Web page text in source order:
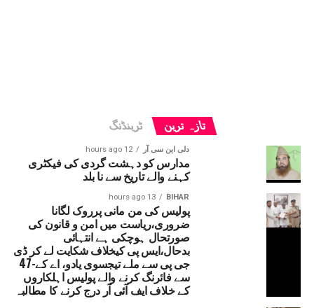
تازہ ترین ٹرینڈنگ
دلی این سی آر 12 hours ago
مدارس کو دہشت گردی کی فیکٹری
کہنے والے تاریخ سے نا بلد
BIHAR
13 hours ago
پولیس کی من مانی پرروک لگانا
ضروری،ریاست میں امن و قانون کی
صورتحال ہوچکی ہے انتہائی
بدحال،ایس پی کیخلاف شکایت لے کر ڈی
جی پی سے ملے تیجسوی یادو، اے کے-47
سے فائرنگ کرنے والے پولیس اہلکاروں
کے خلاف ایف آئی آر درج کرنے کا مطالبہ